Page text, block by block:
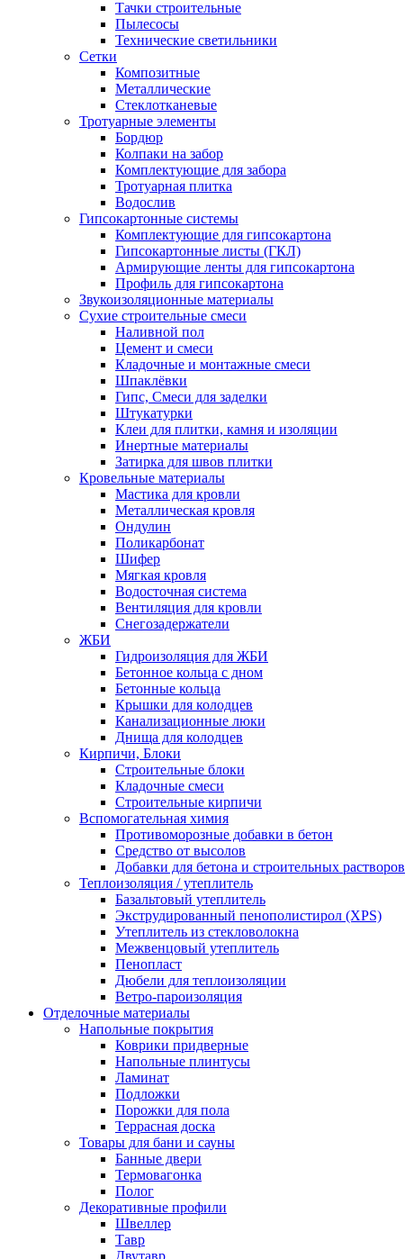
Тачки строительные
Пылесосы
Технические светильники
Сетки
Композитные
Металлические
Стеклотканевые
Тротуарные элементы
Бордюр
Колпаки на забор
Комплектующие для забора
Тротуарная плитка
Водослив
Гипсокартонные системы
Комплектующие для гипсокартона
Гипсокартонные листы (ГКЛ)
Армирующие ленты для гипсокартона
Профиль для гипсокартона
Звукоизоляционные материалы
Сухие строительные смеси
Наливной пол
Цемент и смеси
Кладочные и монтажные смеси
Шпаклёвки
Гипс, Смеси для заделки
Штукатурки
Клеи для плитки, камня и изоляции
Инертные материалы
Затирка для швов плитки
Кровельные материалы
Мастика для кровли
Металлическая кровля
Ондулин
Поликарбонат
Шифер
Мягкая кровля
Водосточная система
Вентиляция для кровли
Снегозадержатели
ЖБИ
Гидроизоляция для ЖБИ
Бетонное кольца с дном
Бетонные кольца
Крышки для колодцев
Канализационные люки
Днища для колодцев
Кирпичи, Блоки
Строительные блоки
Кладочные смеси
Строительные кирпичи
Вспомогательная химия
Противоморозные добавки в бетон
Средство от высолов
Добавки для бетона и строительных растворов
Теплоизоляция / утеплитель
Базальтовый утеплитель
Экструдированный пенополистирол (XPS)
Утеплитель из стекловолокна
Межвенцовый утеплитель
Пенопласт
Дюбели для теплоизоляции
Ветро-пароизоляция
Отделочные материалы
Напольные покрытия
Коврики придверные
Напольные плинтусы
Ламинат
Подложки
Порожки для пола
Террасная доска
Товары для бани и сауны
Банные двери
Термовагонка
Полог
Декоративные профили
Швеллер
Тавр
Двутавр